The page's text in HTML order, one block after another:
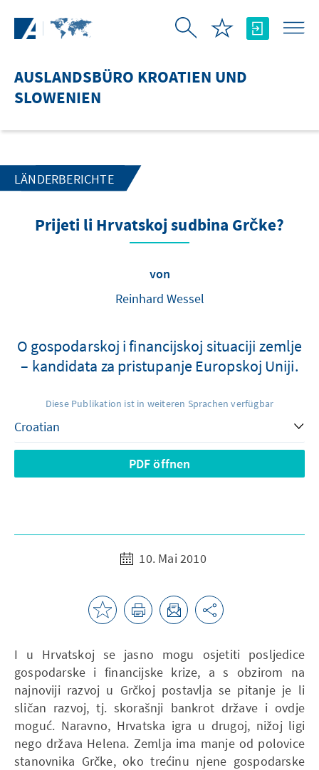
AUSLANDSBÜRO KROATIEN UND
SLOWENIEN
LÄNDERBERICHTE
Prijeti li Hrvatskoj sudbina Grčke?
von
Reinhard Wessel
O gospodarskoj i financijskoj situaciji zemlje
– kandidata za pristupanje Europskoj Uniji.
Diese Publikation ist in weiteren Sprachen verfügbar
PDF öffnen
10. Mai 2010
I u Hrvatskoj se jasno mogu osjetiti posljedice
gospodarske i financijske krize, a s obzirom na
najnoviji razvoj u Grčkoj postavlja se pitanje je li
sličan razvoj, tj. skorašnji bankrot države i ovdje
moguć. Naravno, Hrvatska igra u drugoj, nižoj ligi
nego država Helena. Zemlja ima manje od polovice
stanovnika Grčke, oko trećinu njene gospodarske